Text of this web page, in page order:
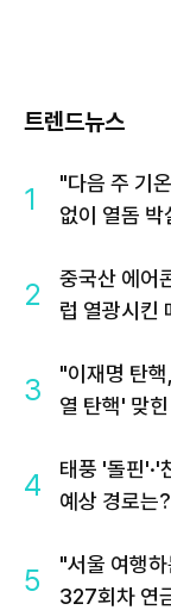
트렌드뉴스
1
"다음 주 기
없이 열돔
2
중국산 에어
럽 열광시킨
3
"이재명 탄
열 탄핵' 맞
4
태풍 '돌핀'·'
예상 경로는?
5
"서울 여행
327회차 연